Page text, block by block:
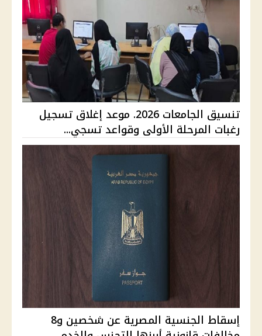
تنسيق الجامعات 2026. موعد إغلاق تسجيل
رغبات المرحلة الأولى وقواعد تسجي...
إسقاط الجنسية المصرية عن شخصين و8